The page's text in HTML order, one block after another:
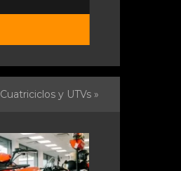
Cuatriciclos y UTVs »